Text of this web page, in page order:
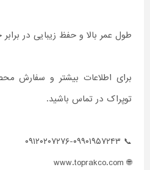
طول عمر بالا و حفظ زیبایی در
برای اطلاعات بیشتر و سفارش
توپراک در تماس باشید.
📞 ۰۹۱۲۰۲۰۷۲۷۶-۰۹۹۰۱۹۵۷۲۴۳
🌐 www.toprakco.com